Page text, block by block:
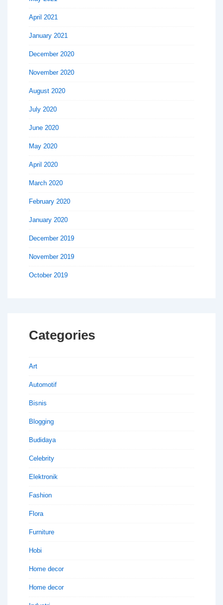
April 2021
January 2021
December 2020
November 2020
August 2020
July 2020
June 2020
May 2020
April 2020
March 2020
February 2020
January 2020
December 2019
November 2019
October 2019
Categories
Art
Automotif
Bisnis
Blogging
Budidaya
Celebrity
Elektronik
Fashion
Flora
Furniture
Hobi
Home decor
Home decor